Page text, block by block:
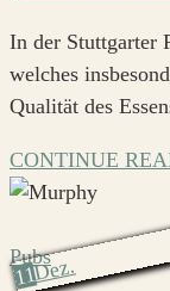
In der Stuttgarter
welches
Qualität des
CONTINUE
11Dez.
Pubs